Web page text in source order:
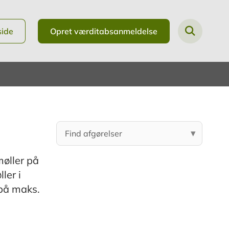
Opret værditabsanmeldelse
på
i
maks.